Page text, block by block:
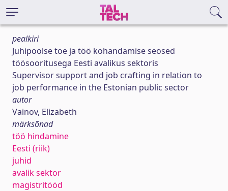
pealkiri
Juhipoolse toe ja töö kohandamise seosed
töösooritusega Eesti avalikus sektoris
Supervisor support and job crafting in relation to
job performance in the Estonian public sector
autor
Vainov, Elizabeth
märksõnad
töö hindamine
Eesti (riik)
juhid
avalik sektor
magistritööd